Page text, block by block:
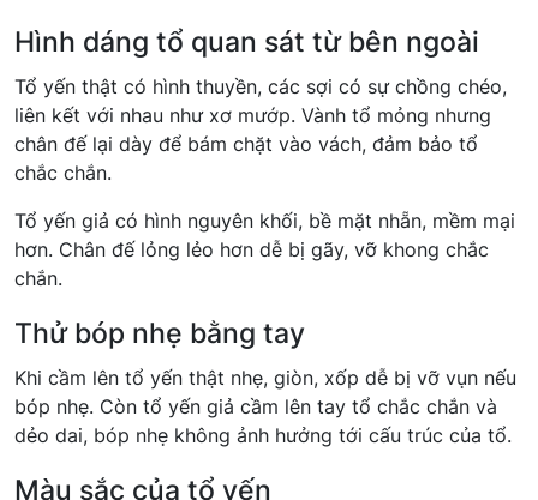
Hình dáng tổ quan sát từ bên ngoài
Tổ yến thật có hình thuyền, các sợi có sự chồng chéo,
liên kết với nhau như xơ mướp. Vành tổ mỏng nhưng
chân đế lại dày để bám chặt vào vách, đảm bảo tổ
chắc chắn.
Tổ yến giả có hình nguyên khối, bề mặt nhẵn, mềm mại
hơn. Chân đế lỏng lẻo hơn dễ bị gãy, vỡ khong chắc
chắn.
Thử bóp nhẹ bằng tay
Khi cầm lên tổ yến thật nhẹ, giòn, xốp dễ bị vỡ vụn nếu
bóp nhẹ. Còn tổ yến giả cầm lên tay tổ chắc chắn và
dẻo dai, bóp nhẹ không ảnh hưởng tới cấu trúc của tổ.
Màu sắc của tổ yến